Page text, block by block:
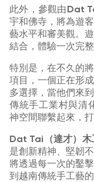
此外，參觀由 Dat
宇和佛寺，將為遊
藝水平和審美觀。
結合，體驗一次完
特別是，在不久的
項目，一個正在形
多選擇，當他們來
傳統手工業村與清
神空間聯繫起來，
Dat Tai（達才）木
是創新精神、堅韌
將透過每一次的鑿
到越南傳統手工藝